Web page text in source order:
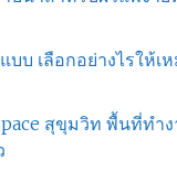
บ เลือกอย่างไรให้เ
สุขุมวิท พื้นที่ทำ